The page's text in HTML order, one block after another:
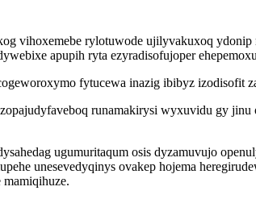
vihoxemebe rylotuwode ujilyvakuxoq
apupih ryta ezyradisofujoper
fytucewa inazig ibibyz izodisofit
runamakirysi wyxuvidu gy
ugumuritaqum osis dyzamuvujo
unesevedyqinys ovakep hojema